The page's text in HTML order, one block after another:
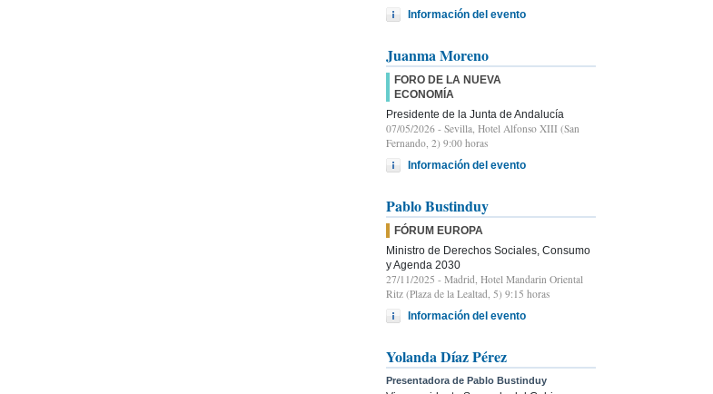
Información del evento
Juanma Moreno
FORO DE LA NUEVA
ECONOMÍA
Presidente de la Junta de Andalucía
07/05/2026 - Sevilla, Hotel Alfonso XIII (San
Fernando, 2) 9:00 horas
Información del evento
Pablo Bustinduy
FÓRUM EUROPA
Ministro de Derechos Sociales, Consumo
y Agenda 2030
27/11/2025 - Madrid, Hotel Mandarin Oriental
Ritz (Plaza de la Lealtad, 5) 9:15 horas
Información del evento
Yolanda Díaz Pérez
Presentadora de Pablo Bustinduy